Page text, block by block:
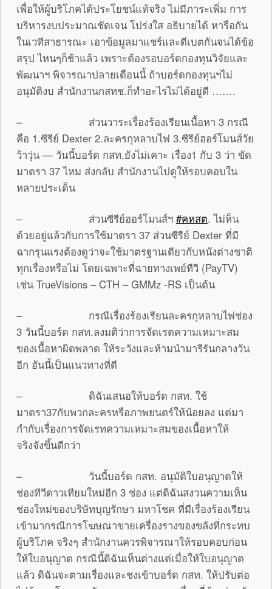
เพื่อให้ผู้บริโภคได้ประโยชน์แท้จริง ไม่มีภาระเพิ่ม การ
บริหารงบประมาณชัดเจน โปร่งใส อธิบายได้ หารือกัน
ในเวทีสาธารณะ เอาข้อมูลมาแชร์และดีเบตกันจนได้ข้อ
สรุป ไหนๆก็ช้าแล้ว เพราะต้องรอบอร์ดกองทุนวิจัยและ
พัฒนาฯ พิจารณาปลายเดือนนี้ ถ้าบอร์ดกองทุนฯไม่
อนุมัติงบ สำนักงานกสทช.ก็ทำอะไรไม่ได้อยู่ดี …….
– ส่วนวาระเรื่องร้องเรียนเนื้อหา 3 กรณี
คือ 1.ซีรีย์ Dexter 2.ละครกุหลาบไฟ 3.ซีรีย์ฮอร์โมนส์วัย
ว้าวุ่น — วันนี้บอร์ด กสท.ยังไม่เคาะ เรื่อง1 กับ 3 ว่า ขัด
มาตรา 37 ไหม ส่งกลับ สำนักงานไปดูให้รอบคอบใน
หลายประเด็น
– ส่วนซีรีย์ฮอร์โมนส์ฯ #คหสต. ไม่ห็น
ด้วยอยู่แล้วกับการใช้มาตรา 37 ส่วนซีรีย์ Dexter ที่มี
ฉากรุนแรงต้องดูว่าจะใช้มาตรฐานเดียวกับหนังต่างชาติ
ทุกเรื่องหรือไม่ โดยเฉพาะที่ฉายทางเพย์ทีวี (PayTV)
เช่น TrueVisions – CTH – GMMz -RS เป็นต้น
– กรณีเรื่องร้องเรียนละครกุหลาบไฟช่อง
3 วันนี้บอร์ด กสท.ลงมติว่าการจัดเรตความเหมาะสม
ของเนื้อหาผิดพลาด ให้ระวังและห้ามนำมารีรันกลางวัน
อีก อันนี้เป็นแนวทางที่ดี
– ดิฉันเสนอให้บอร์ด กสท. ใช้
มาตรา37กับพวกละครหรือภาพยนตร์ให้น้อยลง แต่มา
กำกับเรื่องการจัดเรทความเหมาะสมของเนื้อหาให้
จริงจังขึ้นดีกว่า
– วันนี้บอร์ด กสท. อนุมัติใบอนุญาตให้
ช่องทีวีดาวเทียมใหม่อีก 3 ช่อง แต่ดิฉันสงวนความเห็น
ช่องใหม่ของบริษัทบุญรักษา มหาโชค ที่มีเรื่องร้องเรียน
เข้ามากรณีการโฆษณาขายเครื่องรางของขลังที่กระทบ
ผู้บริโภค จริงๆ สำนักงานควรพิจารณาให้รอบคอบก่อน
ให้ใบอนุญาต กรณีนี้ดิฉันเห็นต่างแต่เมื่อให้ใบอนุญาต
แล้ว ดิฉันจะตามเรื่องและชงเข้าบอร์ด กสท. ให้ปรับต่อ